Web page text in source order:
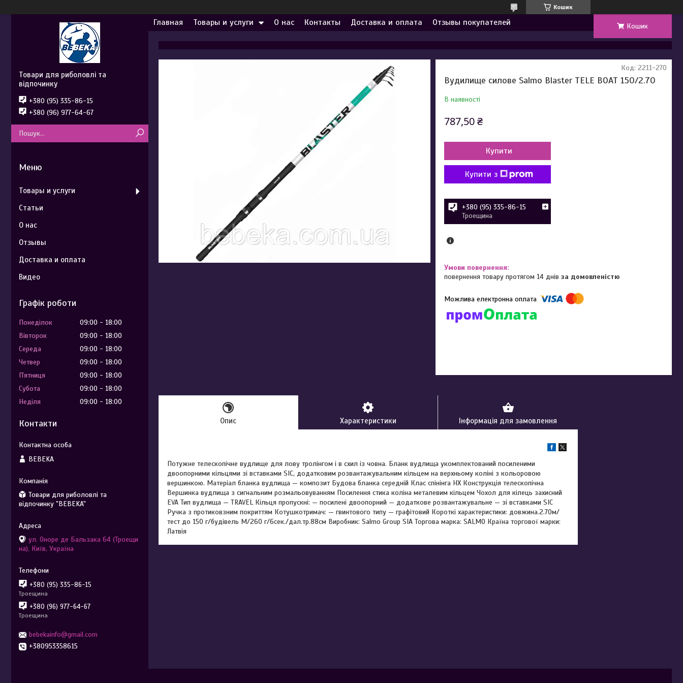
Кошик
Главная Товары и услуги О нас Контакты Доставка и оплата Отзывы покупателей Кошик
Вудилище силове Salmo Blaster TELE BOAT 150/2.70
В наявності
Код: 2211-270
787,50 ₴
Купити
Купити з
+380 (95) 335-86-15
Троещина
повернення товару протягом 14 днівза домовленістю
Опис Характеристики Інформація для замовлення
Потужне телескопічне вудлище для лову тролінгом і в схил із човна. Бланк вудлища укомплектований посиленими
двоопорними кільцями зі вставками SIC, додатковим розвантажувальним кільцем на верхньому коліні з кольоровою
вершинкою. Матеріал бланка вудлища — композит Будова бланка середній Клас спінінга HX Конструкція телескопічна
Вершинка вудлища з сигнальним розмальовуванням Посилення стика коліна металевим кільцем Чохол для кілець захисний
EVA Тип вудлища — TRAVEL Кільця пропускні: — посилені двоопорний — додаткове розвантажувальне — зі вставками SIC
Ручка з протиковзним покриттям Котушкотримач: — гвинтового типу — графітовий Короткі характеристики: довжина.2.70м/
тест до 150 г/будівель M/260 г/6сек./дал.тр.88см Виробник: Salmo Group SIA Торгова марка: SALMO Країна торгової марки:
Латвія
Товари для риболовлі та
відпочинку
+380 (95) 335-86-15
+380 (96) 977-64-67
Товары и услуги
Статьи
О нас
Отзывы
Доставка и оплата
Видео
Графік роботи
Понеділок 09:00
18:00
Вівторок
09:00
18:00
Середа
09:00
18:00
Четвер
09:00
18:00
Пʼятниця
09:00
18:00
Субота
09:00
18:00
Неділя
09:00 18:00
Контакти
BEBEKA
Товари для риболовлі та
відпочинку "BEBEKA"
ул. Оноре де Бальзака 64 (Троещи
на), Київ, Україна
+380 (95) 335-86-15
Троещина
+380 (96) 977-64-67
Троещина
bebekainfo@gmail.com
+380953358615